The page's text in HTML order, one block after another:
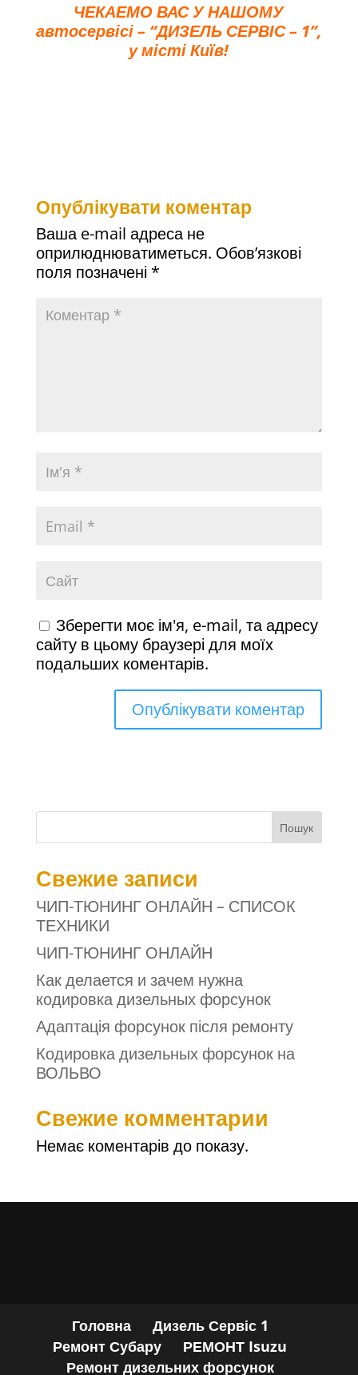
ЧЕКАЕМО ВАС У НАШОМУ
автосервісі – “ДИЗЕЛЬ СЕРВІС – 1”,
у місті Київ!
Опублікувати коментар
Ваша e-mail адреса не
оприлюднюватиметься. Обов’язкові
поля позначені *
Зберегти моє ім'я, e-mail, та адресу
сайту в цьому браузері для моїх
подальших коментарів.
Пошук
Свежие записи
ЧИП-ТЮНИНГ ОНЛАЙН – СПИСОК
ТЕХНИКИ
ЧИП-ТЮНИНГ ОНЛАЙН
Как делается и зачем нужна
кодировка дизельных форсунок
Адаптація форсунок після ремонту
Кодировка дизельных форсунок на
ВОЛЬВО
Свежие комментарии
Немає коментарів до показу.
Головна
Дизель Сервіс 1
Ремонт Субару
РЕМОНТ Isuzu
Ремонт дизельних форсунок